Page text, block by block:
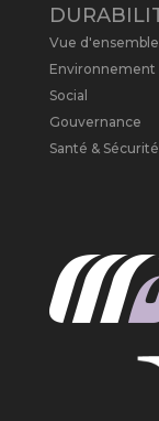
Study
Vue d'ensemble
Environnement
Social
Gouvernance
Santé & Sécurité